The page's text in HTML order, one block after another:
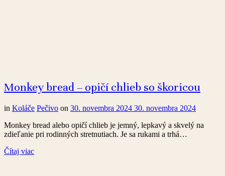
Monkey bread – opičí chlieb so škoricou
in Koláče Pečivo on 30. novembra 2024 30. novembra 2024
Monkey bread alebo opičí chlieb je jemný, lepkavý a skvelý na
zdieľanie pri rodinných stretnutiach. Je sa rukami a trhá…
Čítaj viac